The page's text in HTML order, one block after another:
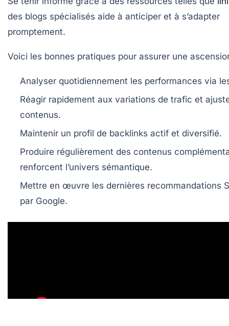
des blogs spécialisés aide à anticiper et à s’adapter
promptement.
Voici les bonnes pratiques pour assurer une
Analyser quotidiennement les performances via
Réagir rapidement aux variations de trafic et
contenus.
Maintenir un profil de backlinks actif et diversifié.
Produire régulièrement des contenus
renforcent l’univers sémantique.
Mettre en œuvre les dernières recommandations
par Google.